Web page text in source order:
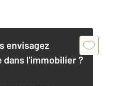
envisagez
dans l'immobilier ?